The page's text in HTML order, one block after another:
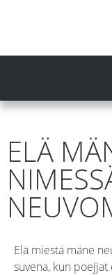
ELÄ
Elä miestä mäne
suvena, kun